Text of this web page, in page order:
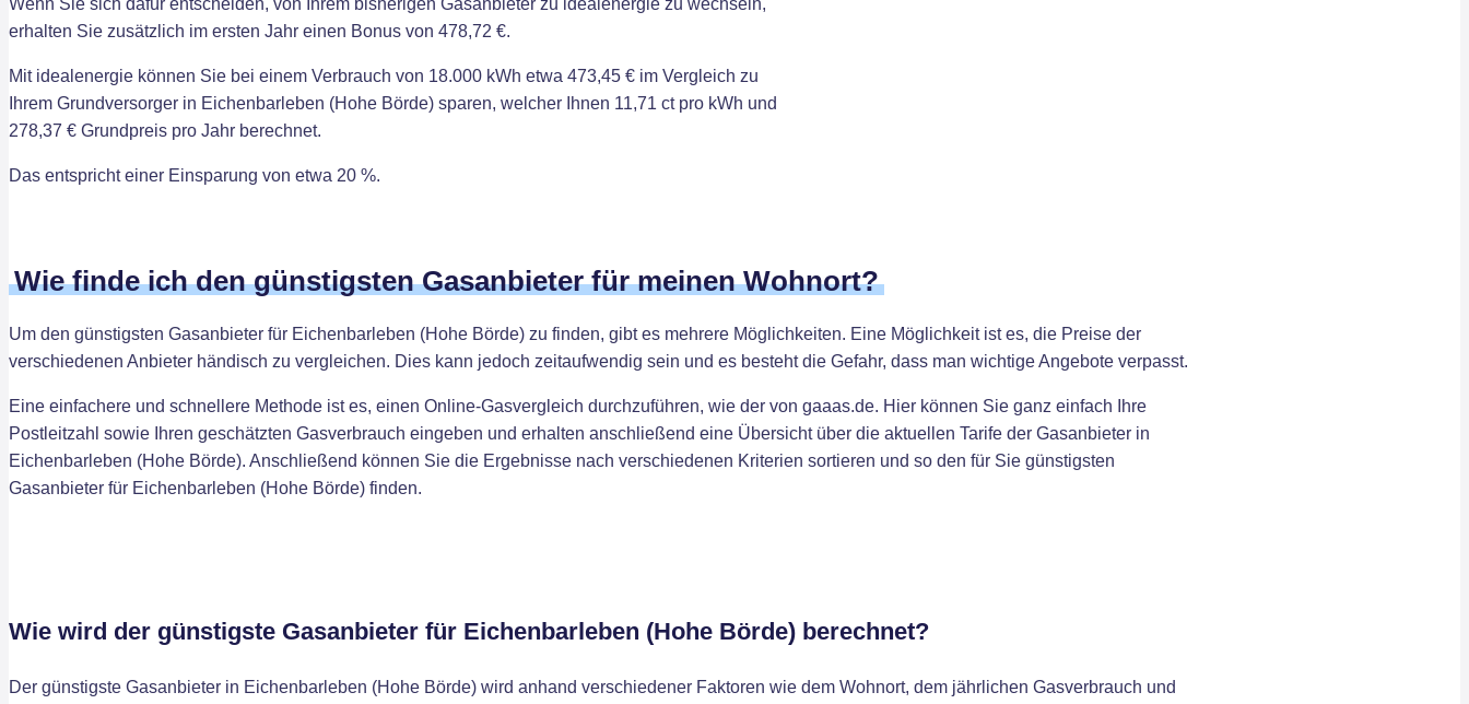
Wenn Sie sich dafür entscheiden, von Ihrem bisherigen Gasanbieter zu idealenergie zu wechseln,
erhalten Sie zusätzlich im ersten Jahr einen Bonus von 478,72 €.
Mit idealenergie können Sie bei einem Verbrauch von 18.000 kWh etwa 473,45 € im Vergleich zu
Ihrem Grundversorger in Eichenbarleben (Hohe Börde) sparen, welcher Ihnen 11,71 ct pro kWh und
278,37 € Grundpreis pro Jahr berechnet.
Das entspricht einer Einsparung von etwa 20 %.
Wie finde ich den günstigsten Gasanbieter für meinen Wohnort?
Um den günstigsten Gasanbieter für Eichenbarleben (Hohe Börde) zu finden, gibt es mehrere Möglichkeiten. Eine Möglichkeit ist es, die Preise der
verschiedenen Anbieter händisch zu vergleichen. Dies kann jedoch zeitaufwendig sein und es besteht die Gefahr, dass man wichtige Angebote verpasst.
Eine einfachere und schnellere Methode ist es, einen Online-Gasvergleich durchzuführen, wie der von gaaas.de. Hier können Sie ganz einfach Ihre
Postleitzahl sowie Ihren geschätzten Gasverbrauch eingeben und erhalten anschließend eine Übersicht über die aktuellen Tarife der Gasanbieter in
Eichenbarleben (Hohe Börde). Anschließend können Sie die Ergebnisse nach verschiedenen Kriterien sortieren und so den für Sie günstigsten
Gasanbieter für Eichenbarleben (Hohe Börde) finden.
Wie wird der günstigste Gasanbieter für Eichenbarleben (Hohe Börde) berechnet?
Der günstigste Gasanbieter in Eichenbarleben (Hohe Börde) wird anhand verschiedener Faktoren wie dem Wohnort, dem jährlichen Gasverbrauch und